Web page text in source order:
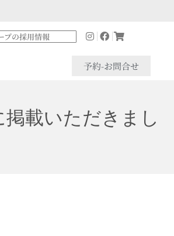
プの採用情報
予約-お問合せ
掲載いただきまし